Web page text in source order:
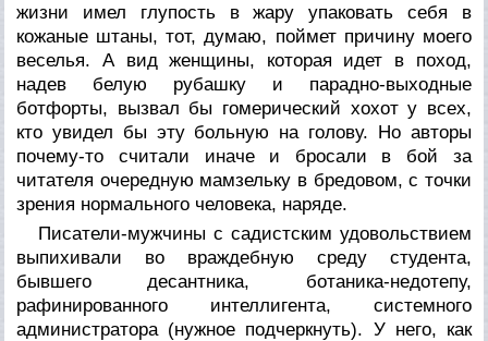
жизни имел глупость в жару упаковать себя в
кожаные штаны, тот, думаю, поймет причину моего
веселья. А вид женщины, которая идет в поход,
надев белую рубашку и парадно-выходные
ботфорты, вызвал бы гомерический хохот у всех,
кто увидел бы эту больную на голову. Но авторы
почему-то считали иначе и бросали в бой за
читателя очередную мамзельку в бредовом, с точки
зрения нормального человека, наряде.
Писатели-мужчины с садистским удовольствием
выпихивали во враждебную среду студента,
бывшего десантника, ботаника-недотепу,
рафинированного интеллигента, системного
администратора (нужное подчеркнуть). У него, как